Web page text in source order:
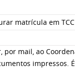
matrícula em
mail, ao